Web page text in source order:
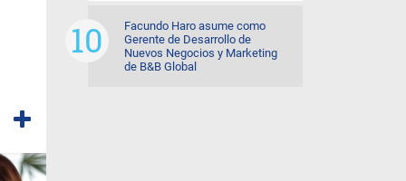
Facundo Haro asume como
Gerente de Desarrollo de
Nuevos Negocios y Marketing
de B&B Global